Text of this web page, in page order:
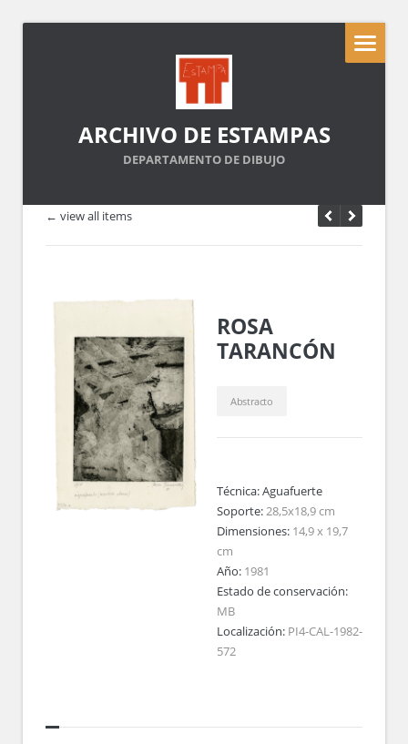
ARCHIVO DE ESTAMPAS
DEPARTAMENTO DE DIBUJO
← view all items
ROSA
TARANCÓN
Abstracto
Técnica:Aguafuerte
Soporte:28,5x18,9 cm
Dimensiones: 14,9 x 19,7
cm
Año: 1981
Estado de conservación:
MB
Localización: PI4-CAL-1982-
572